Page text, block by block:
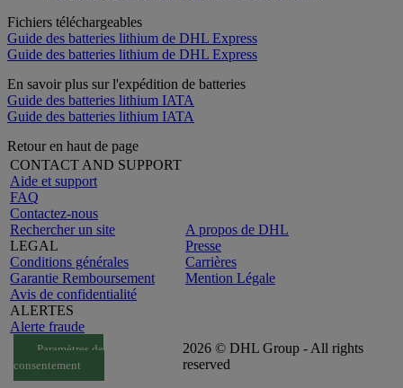
Fichiers téléchargeables
Guide des batteries lithium de DHL Express
Guide des batteries lithium de DHL Express
En savoir plus sur l'expédition de batteries
Guide des batteries lithium IATA
Guide des batteries lithium IATA
Retour en haut de page
CONTACT AND SUPPORT
Aide et support
FAQ
Contactez-nous
Rechercher un site
LEGAL
Conditions générales
Garantie Remboursement
Avis de confidentialité
ALERTES
Alerte fraude
A propos de DHL
Presse
Carrières
Mention Légale
Paramètres de
consentement
2026 © DHL Group - All rights
reserved